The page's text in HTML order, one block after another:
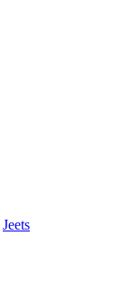
Jeets